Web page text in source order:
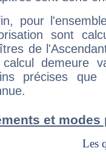
pour
sont
de
demeure
précises que
et